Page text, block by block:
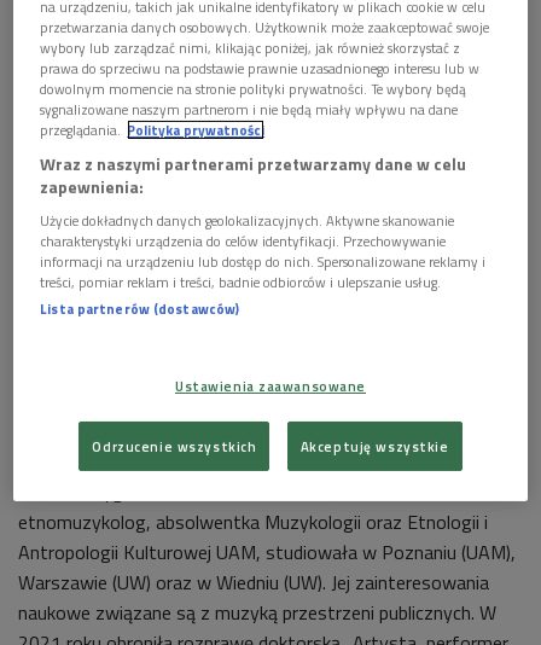
 44'08 
Źródła 18 sierpnia godz. 12:00
Nagrania terenowe Eweliny Grygier ze studentami Foto: E.Grygier
etnomuzykolog, absolwentka Muzykologii oraz Etnologii i
Antropologii Kulturowej UAM, studiowała w Poznaniu (UAM),
Warszawie (UW) oraz w Wiedniu (UW). Jej zainteresowania
naukowe związane są z muzyką przestrzeni publicznych. W
na urządzeniu, takich jak unikalne identyfikatory w plikach cookie w celu
przetwarzania danych osobowych. Użytkownik może zaakceptować swoje
wybory lub zarządzać nimi, klikając poniżej, jak również skorzystać z
prawa do sprzeciwu na podstawie prawnie uzasadnionego interesu lub w
dowolnym momencie na stronie polityki prywatności. Te wybory będą
sygnalizowane naszym partnerom i nie będą miały wpływu na dane
przeglądania.
Polityka prywatności
Wraz z naszymi partnerami przetwarzamy dane w celu
zapewnienia:
Użycie dokładnych danych geolokalizacyjnych. Aktywne skanowanie
charakterystyki urządzenia do celów identyfikacji. Przechowywanie
informacji na urządzeniu lub dostęp do nich. Spersonalizowane reklamy i
treści, pomiar reklam i treści, badnie odbiorców i ulepszanie usług.
Lista partnerów (dostawców)
Ustawienia zaawansowane
Odrzucenie wszystkich Akceptuję wszystkie